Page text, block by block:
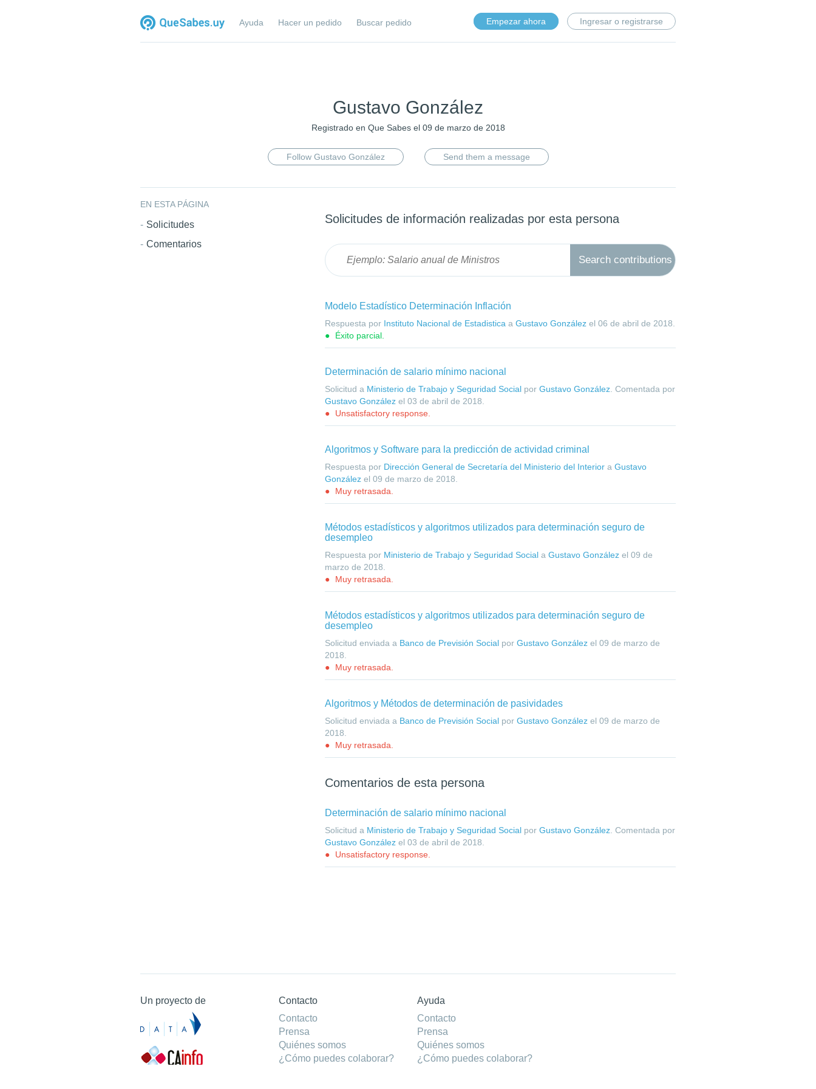
Ayuda Hacer un pedido Buscar pedido Empezar ahora Ingresar o registrarse
Gustavo González
Registrado en Que Sabes el 09 de marzo de 2018
Follow Gustavo González Send them a message
EN ESTA PÁGINA
Solicitudes
Comentarios
Solicitudes de información realizadas por esta persona
Modelo Estadístico Determinación Inflación
Respuesta por Instituto Nacional de Estadistica a Gustavo Gonzálezel 06 de abril de 2018
Éxito parcial.
Determinación de salario mínimo nacional
Solicitud a Ministerio de Trabajo y Seguridad Socialpor Gustavo González. Comentada por
Gustavo Gonzálezel 03 de abril de 2018
Unsatisfactory response.
Algoritmos y Software para la predicción de actividad criminal
Respuesta por Dirección General de Secretaría del Ministerio del Interiora Gustavo
Gonzálezel 09 de marzo de 2018
Muy retrasada.
Métodos estadísticos y algoritmos utilizados para determinación seguro de
desempleo
Respuesta por Ministerio de Trabajo y Seguridad Sociala Gustavo Gonzálezel 09 de
marzo de 2018
Muy retrasada.
Métodos estadísticos y algoritmos utilizados para determinación seguro de
desempleo
Solicitud enviada a Banco de Previsión Socialpor Gustavo Gonzálezel 09 de marzo de
2018
Muy retrasada.
Algoritmos y Métodos de determinación de pasividades
Solicitud enviada a Banco de Previsión Socialpor Gustavo Gonzálezel 09 de marzo de
2018
Muy retrasada.
Comentarios de esta persona
Determinación de salario mínimo nacional
Solicitud a Ministerio de Trabajo y Seguridad Socialpor Gustavo González. Comentada por
Gustavo Gonzálezel 03 de abril de 2018
Unsatisfactory response.
Un proyecto de
Contacto
Contacto
Prensa
Quiénes somos
¿Cómo puedes colaborar?
Ayuda
Contacto
Prensa
Quiénes somos
¿Cómo puedes colaborar?